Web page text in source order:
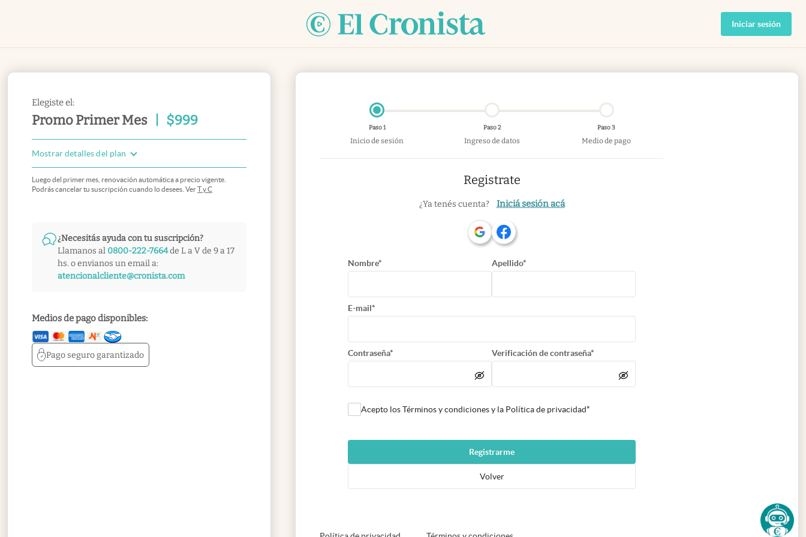
Iniciar sesión
Elegiste el:
Promo Primer Mes $999
Mostrar detalles del plan
Luego del primer mes, renovación automática a precio vigente.
Podrás cancelar tu suscripción cuando lo desees. VerT y C
¿Necesitás ayuda con tu suscripción?
Llamanos al 0800-222-7664de L a V de 9 a 17
hs. o envianos un email a:
atencionalcliente@cronista.com
Medios de pago disponibles:
Pago segurogarantizado
Paso 1
Inicio de sesión
Paso 2
Ingreso de datos
Paso 3
Medio de pago
Registrate
¿Ya tenés cuenta? Iniciá sesión acá
Nombre* Apellido*
E-mail*
Contraseña* Verificación de contraseña*
Acepto los Términos y condiciones y la Política de privacidad*
Registrarme
Volver